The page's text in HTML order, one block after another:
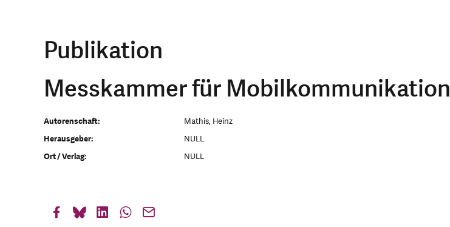
Publikation
Messkammer für Mobilkommunikation
Autorenschaft:
Mathis, Heinz
Herausgeber:
NULL
Ort / Verlag:
NULL